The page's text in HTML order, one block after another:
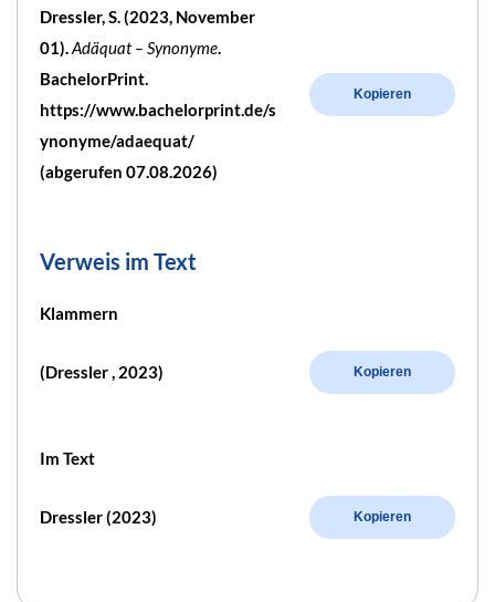
Dressler, S. (2023, November
01).Adäquat – Synonyme.
BachelorPrint.
https://www.bachelorprint.de/s
ynonyme/adaequat/
(abgerufen 07.08.2026)
Kopieren
Verweis im Text
Klammern
(Dressler , 2023) Kopieren
Im Text
Dressler (2023) Kopieren